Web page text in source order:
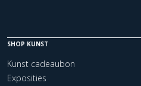
SHOP KUNST
Kunst cadeaubon
Exposities